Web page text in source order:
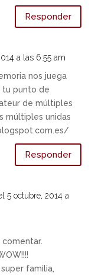
Responder
a las 6:55 am
nos juega
tu punto de
de múltiples
múltiples unidas
Responder
5 octubre, 2014 a
familia,